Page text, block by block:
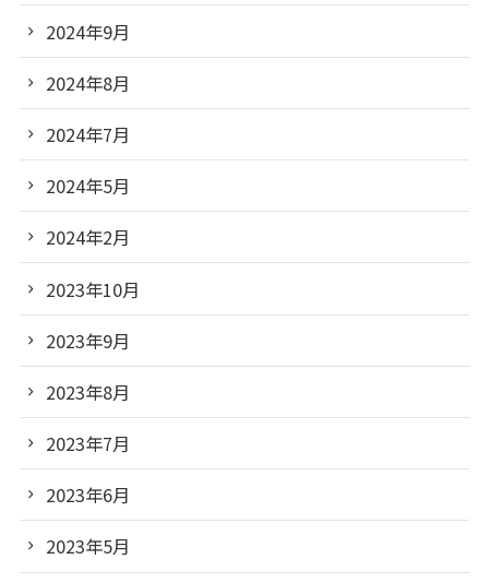
2024年9月
2024年8月
2024年7月
2024年5月
2024年2月
2023年10月
2023年9月
2023年8月
2023年7月
2023年6月
2023年5月